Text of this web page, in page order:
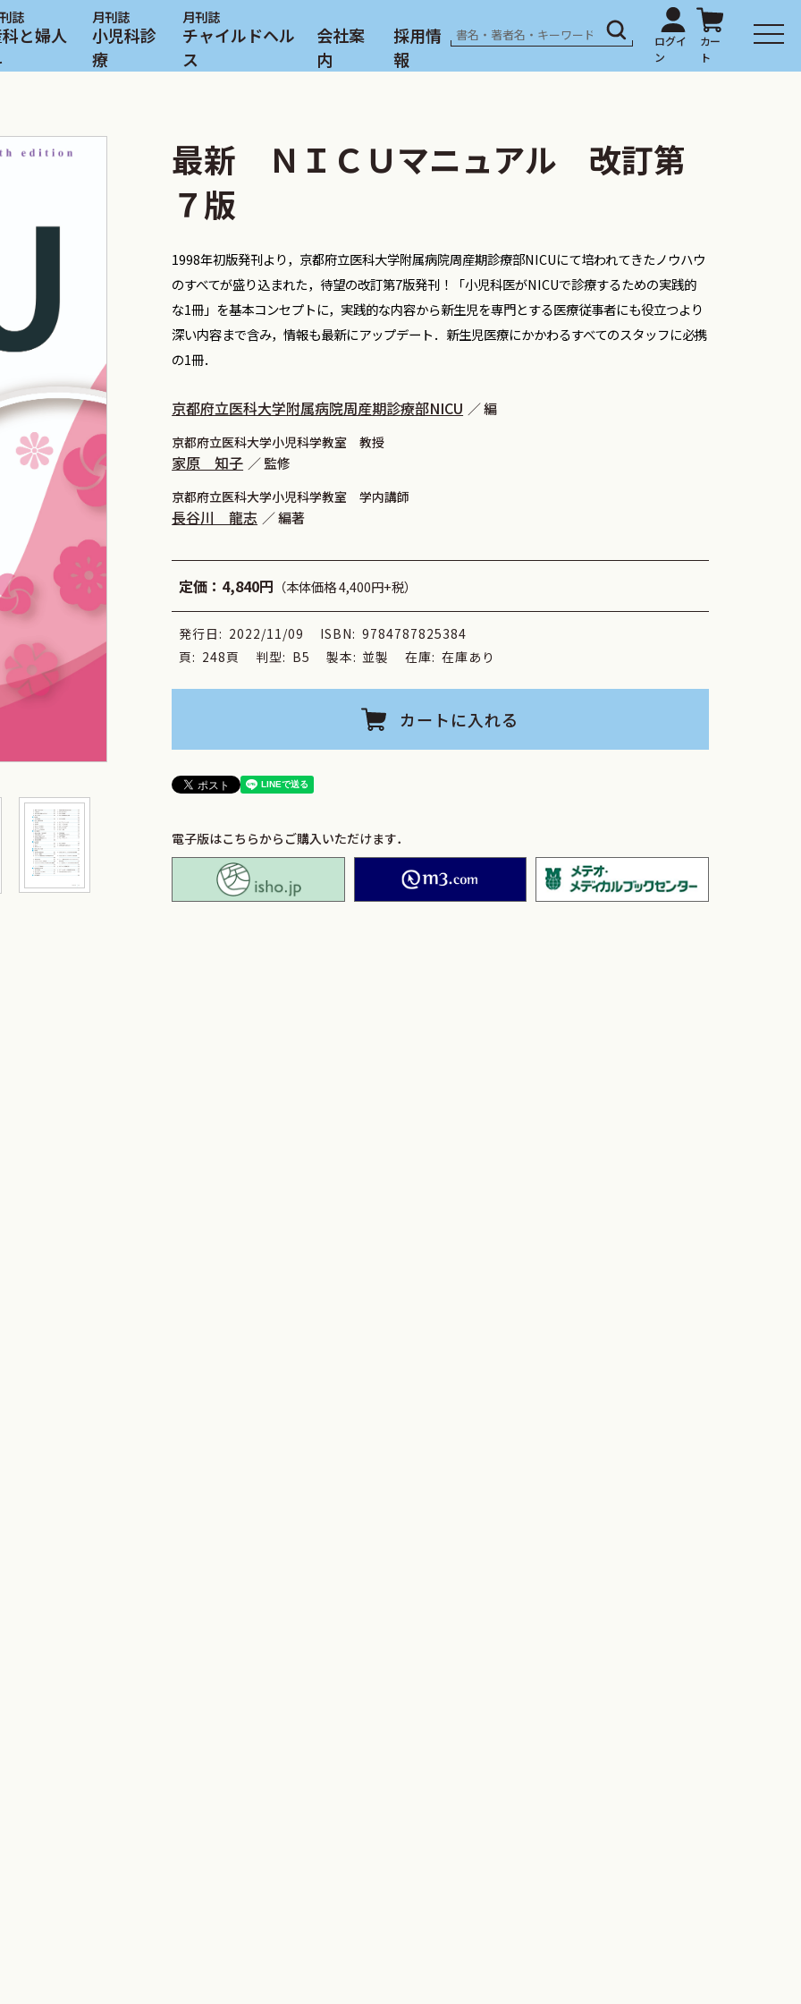
と婦人
小児科診
療
チャイルドヘル
ス
会社案
内
採用情
報
最新 ＮＩＣＵマニュアル 改訂第
７版
1998年初版発刊より，京都府立医科大学附属病院周産期診療部NICUにて培われてきたノウハウ
のすべてが盛り込まれた，待望の改訂第7版発刊！「小児科医がNICUで診療するための実践的
な1冊」を基本コンセプトに，実践的な内容から新生児を専門とする医療従事者にも役立つより
深い内容まで含み，情報も最新にアップデート．新生児医療にかかわるすべてのスタッフに必携
の1冊．
京都府立医科大学附属病院周産期診療部NICU 編
京都府立医科大学小児科学教室 教授
家原 知子 監修
京都府立医科大学小児科学教室 学内講師
長谷川 龍志 編著
定価： 4,840円 （本体価格 4,400円+税）
発行日: 2022/11/09 ISBN: 9784787825384
頁: 248頁 判型: B5 製本: 並製 在庫: 在庫あり
カートに入れる
電子版はこちらからご購入いただけます．
M2PLUS